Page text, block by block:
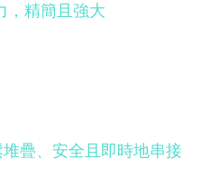
，精簡且強大
疊、安全且即時地串接